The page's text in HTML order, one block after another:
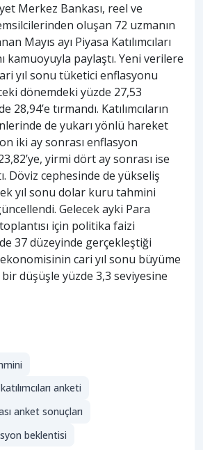
Merkez Bankası, reel ve
oluşan 72 uzmanın
Mayıs ayı Piyasa Katılımcıları
kamuoyuyla paylaştı. Yeni verilere
yıl sonu tüketici enflasyonu
dönemdeki yüzde 27,53
28,94’e tırmandı. Katılımcıların
de yukarı yönlü hareket
iki ay sonrası enflasyon
yirmi dört ay sonrası ise
Döviz cephesinde de yükseliş
yıl sonu dolar kuru tahmini
Gelecek ayki Para
için politika faizi
37 düzeyinde gerçekleştiği
cari yıl sonu büyüme
bir düşüşle yüzde 3,3 seviyesine
anketi
anket sonuçları
beklentisi